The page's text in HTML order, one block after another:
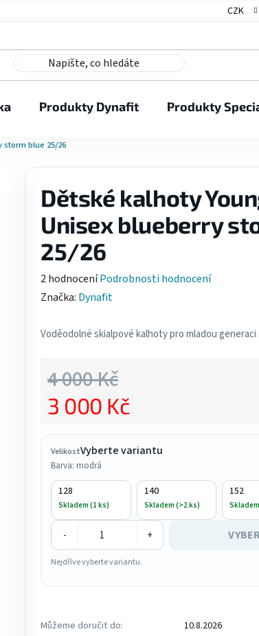
CZK
Produkty Dynafit Produkty
storm blue 25/26
Dětské kalhoty
Unisex blueberry
25/26
Průměrné
hodnocení
je
hvězdiček.
2 hodnoceníPodrobnosti hodnocení
Značka: Dynafit
Voděodolné skialpové kalhoty pro mladou
VelikostVyberte variantu
Barva: modrá
128
Skladem (1 ks)
140
Skladem (>2 ks)
152
- +
Nejdříve vyberte variantu.
Můžeme doručit do:
10.8.2026
4 000 Kč
3 000 Kč